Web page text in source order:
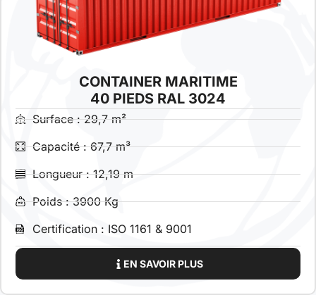
CONTAINER MARITIME
40 PIEDS RAL 3024
Surface : 29,7 m²
Capacité : 67,7 m³
Longueur : 12,19 m
Poids : 3900 Kg
Certification : ISO 1161 & 9001
EN SAVOIR PLUS